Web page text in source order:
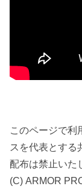
このページで利
スを代表とする
配布は禁止いた
(C) ARMOR